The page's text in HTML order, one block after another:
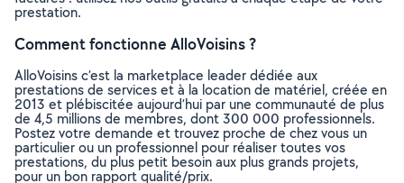
prestation.
Comment fonctionne AlloVoisins ?
AlloVoisins c’est la marketplace leader dédiée aux
prestations de services et à la location de matériel, créée en
2013 et plébiscitée aujourd’hui par une communauté de plus
de 4,5 millions de membres, dont 300 000 professionnels.
Postez votre demande et trouvez proche de chez vous un
particulier ou un professionnel pour réaliser toutes vos
prestations, du plus petit besoin aux plus grands projets,
pour un bon rapport qualité/prix.